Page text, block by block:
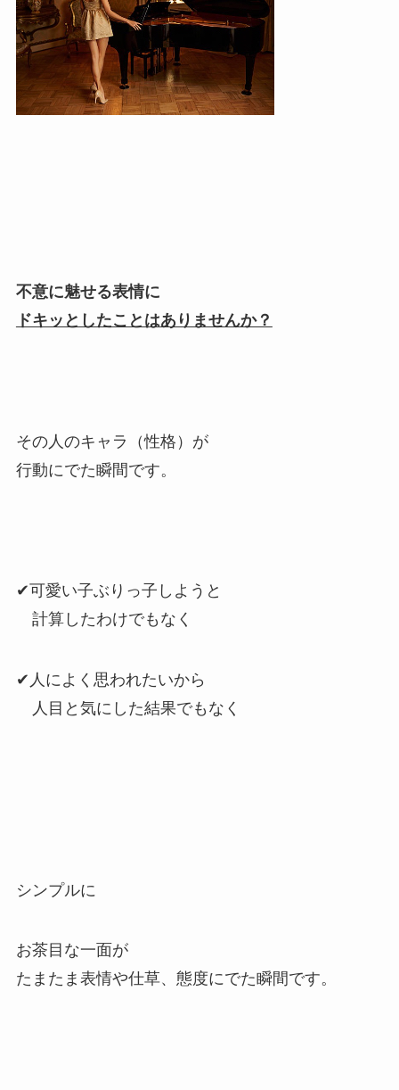
不意に魅せる表情に
ドキッとしたことはありませんか？
その人のキャラ（性格）が
行動にでた瞬間です。
✔可愛い子ぶりっ子しようと
計算したわけでもなく
✔人によく思われたいから
人目と気にした結果でもなく
シンプルに
お茶目な一面が
たまたま表情や仕草、態度にでた瞬間です。